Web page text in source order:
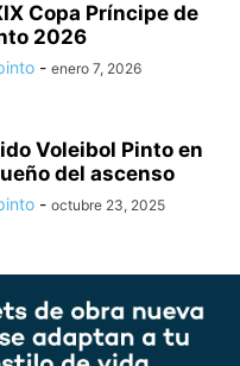
Copa Príncipe de
2026
- enero 7, 2026
Voleibol Pinto en
del ascenso
- octubre 23, 2025